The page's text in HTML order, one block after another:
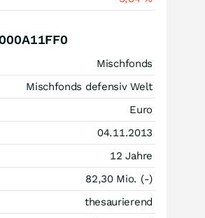
Mischfonds
Mischfonds defensiv Welt
Euro
04.11.2013
12 Jahre
82,30 Mio. (-)
thesaurierend